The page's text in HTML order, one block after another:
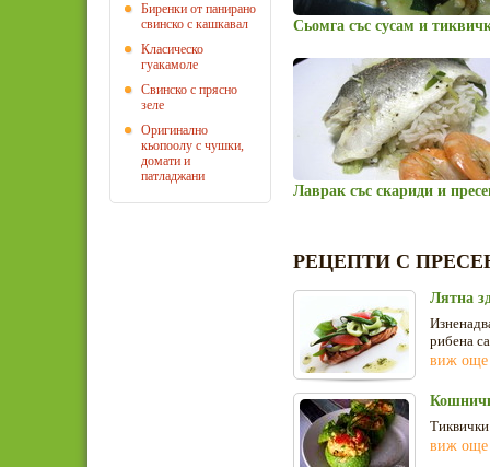
Биренки от панирано
свинско с кашкавал
Класическо
гуакамоле
Свинско с прясно
зеле
Оригинално
кьопоолу с чушки,
домати и
патладжани
Сьомга със сусам и
Лаврак със скариди и
РЕЦЕПТИ С
Лятна
рибена
виж още
виж още